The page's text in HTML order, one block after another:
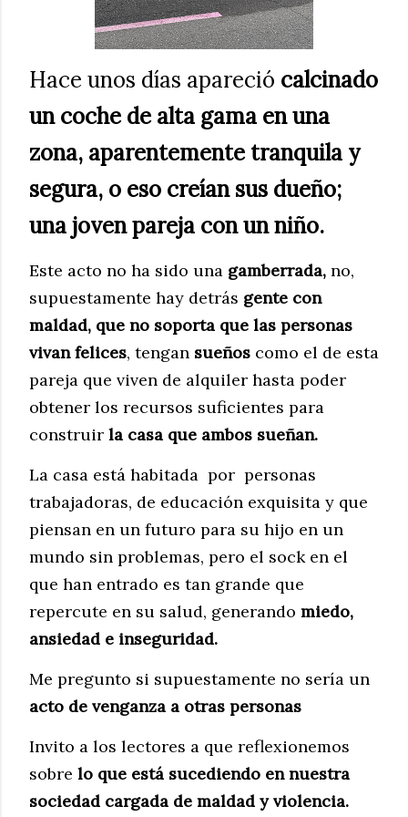
Hace unos días apareció calcinado
un coche de alta gama en una
zona, aparentemente tranquila y
segura, o eso creían sus dueño;
una joven pareja con un niño.
Este acto no ha sido una gamberrada, no,
supuestamente hay detrás gente con
maldad, que no soporta que las personas
vivan felices, tengan sueños como el de esta
pareja que viven de alquiler hasta poder
obtener los recursos suficientes para
construir la casa que ambos sueñan.
La casa está habitada por personas
trabajadoras, de educación exquisita y que
piensan en un futuro para su hijo en un
mundo sin problemas, pero el sock en el
que han entrado es tan grande que
repercute en su salud, generando miedo,
ansiedad e inseguridad.
Me pregunto si supuestamente no sería un
acto de venganza a otras personas
Invito a los lectores a que reflexionemos
sobre lo que está sucediendo en nuestra
sociedad cargada de maldad y violencia.